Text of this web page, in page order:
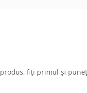
fiți primul și